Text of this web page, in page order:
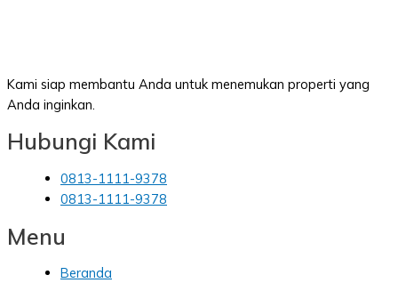
Kami siap membantu Anda untuk menemukan properti yang
Anda inginkan.
Hubungi Kami
0813-1111-9378
0813-1111-9378
Menu
Beranda